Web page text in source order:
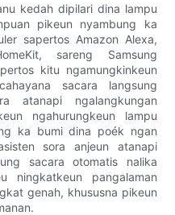
kedah dipilari dina lampu
pikeun nyambung ka
sapertos Amazon Alexa,
sareng Samsung
kitu ngamungkinkeun
sacara langsung
atanapi ngalangkungan
ngahurungkeun lampu
ka bumi dina poék ngan
sora anjeun atanapi
sacara otomatis nalika
ningkatkeun pangalaman
genah, khususna pikeun